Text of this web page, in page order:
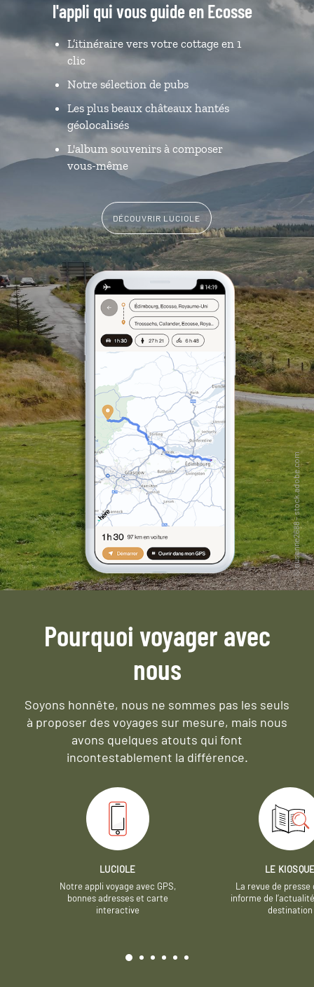
l'appli qui vous guide en Ecosse
L’itinéraire vers votre cottage en 1
clic
Notre sélection de pubs
Les plus beaux châteaux hantés
géolocalisés
L'album souvenirs à composer
vous-même
DÉCOUVRIR LUCIOLE
Pourquoi voyager avec
nous
Soyons honnête, nous ne sommes pas les seuls
à proposer des voyages sur mesure, mais nous
avons quelques atouts qui font
incontestablement la différence.
LUCIOLE
Notre appli voyage avec GPS,
bonnes adresses et carte
interactive
LE
La revue de presse
informe de
destination